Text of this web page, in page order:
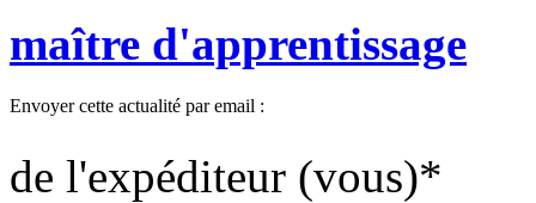
maître d'apprentissage
Envoyer cette actualité par email :
de l'expéditeur (vous)*